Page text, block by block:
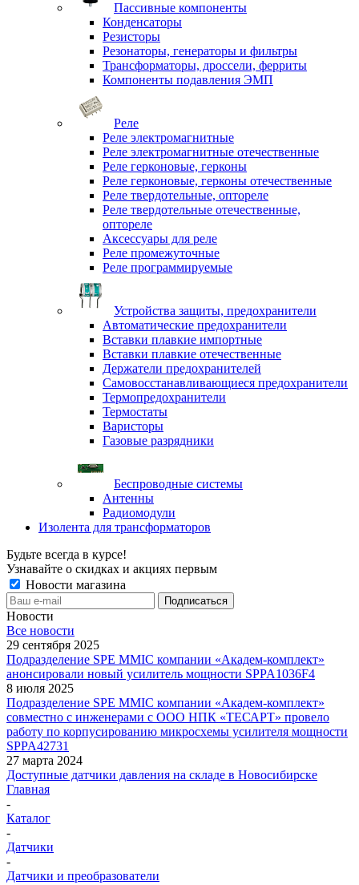
Пассивные компоненты
Конденсаторы
Резисторы
Резонаторы, генераторы и фильтры
Трансформаторы, дроссели, ферриты
Компоненты подавления ЭМП
Реле
Реле электромагнитные
Реле электромагнитные отечественные
Реле герконовые, герконы
Реле герконовые, герконы отечественные
Реле твердотельные, оптореле
Реле твердотельные отечественные,
оптореле
Аксессуары для реле
Реле промежуточные
Реле программируемые
Устройства защиты, предохранители
Автоматические предохранители
Вставки плавкие импортные
Вставки плавкие отечественные
Держатели предохранителей
Самовосстанавливающиеся предохранители
Термопредохранители
Термостаты
Варисторы
Газовые разрядники
Беспроводные системы
Антенны
Радиомодули
Изолента для трансформаторов
Будьте всегда в курсе!
Узнавайте о скидках и акциях первым
Новости магазина
Новости
Все новости
29 сентября 2025
Подразделение SPE MMIC компании «Академ-комплект»
анонсировали новый усилитель мощности SPPA1036F4
8 июля 2025
Подразделение SPE MMIC компании «Академ-комплект»
совместно с инженерами с ООО НПК «ТЕСАРТ» провело
работу по корпусированию микросхемы усилителя мощности
SPPA42731
27 марта 2024
Доступные датчики давления на складе в Новосибирске
Главная
-
Каталог
-
Датчики
-
Датчики и преобразователи